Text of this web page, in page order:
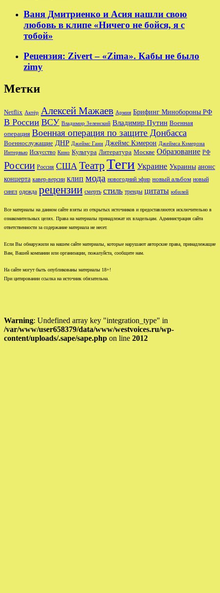
Ваня Дмитриенко и Асия нашли свою
любовь в клипе «Ничего не бойся, я с
тобой»
Рецензия: Zivert – «Zima». Кабы не было
zimy
Метки
Netflix Актёр Алексей Мажаев Армия Брифинг Минобороны РФ
В России ВСУ Владимир Зеленский Владимир Путин Военная
операция Военная операция по защите Донбасса
Военнослужащие ДНР Джеймс Ганн Джеймс Кэмерон Джеймса Кэмерона
Интервью Искусство Кино Культура Литература Москве Образование РФ
России Россия США ТеатрТеги Украине Украины анонс
концерта кавер-версии клип мода новогодний эфир новый альбом новый
сингл одежда рецензии смерть стиль тренды цитаты юбилей
Все материалы на данном сайте взяты из открытых источников и предоставляются исключительно в
ознакомительных целях. Права на материалы принадлежат их владельцам. Администрация сайта
ответственности за содержание материала не несет.
Если Вы обнаружили на нашем сайте материалы, которые нарушают авторские права, принадлежащие
Вам, Вашей компании или организации, пожалуйста, сообщите нам.
На сайте могут быть опубликованы материалы 18+!
При цитировании ссылка на источник обязательна.
Warning: Undefined array key "integration_type" in
/var/www/user658379/data/www/westvoices.ru/wp-
content/uploads/.sape/sape.php on line 2012